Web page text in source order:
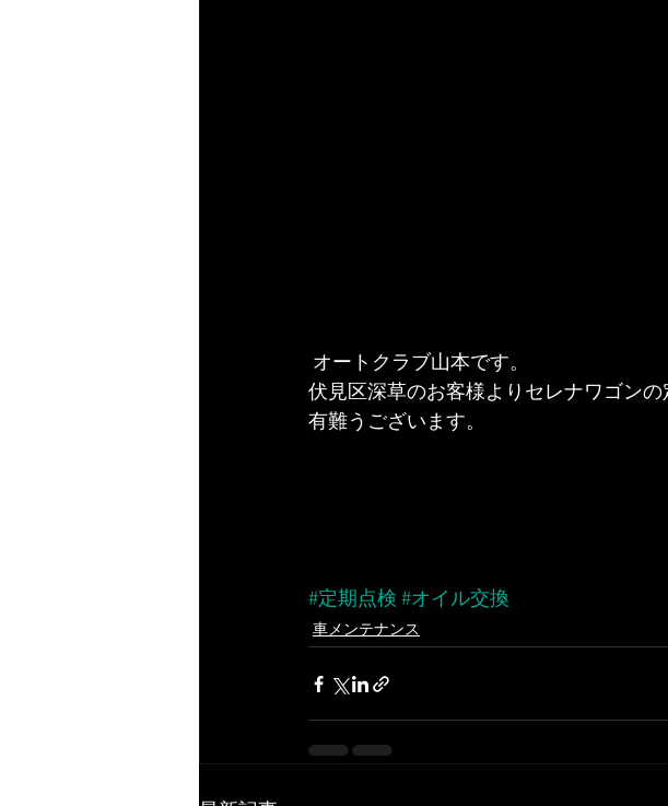
オートクラブ山本です。
伏見区深草のお客様よりセレナワゴン
有難うございます。
#定期点検 #オイル交換
車メンテナンス